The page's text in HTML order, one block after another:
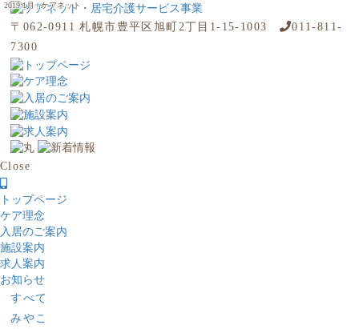
2019 1月 | ケアネット
〒062-0911 札幌市豊平区旭町2丁目1-15-1003
011-811-
7300
Close
トップページ
ケア理念
入居のご案内
施設案内
求人案内
お知らせ
すべて
みやこ